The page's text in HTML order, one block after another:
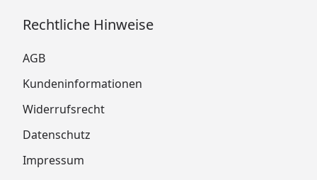
Rechtliche Hinweise
AGB
Kundeninformationen
Widerrufsrecht
Datenschutz
Impressum